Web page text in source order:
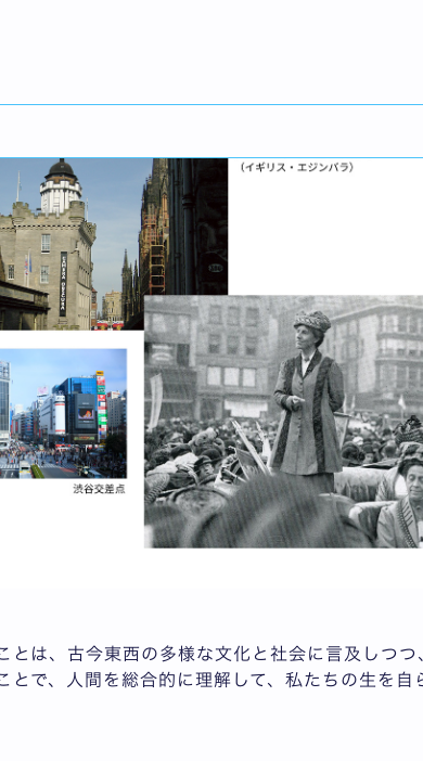
とは、古今東西の多様な文化と社会に言及しつ
とで、人間を総合的に理解して、私たちの生を自